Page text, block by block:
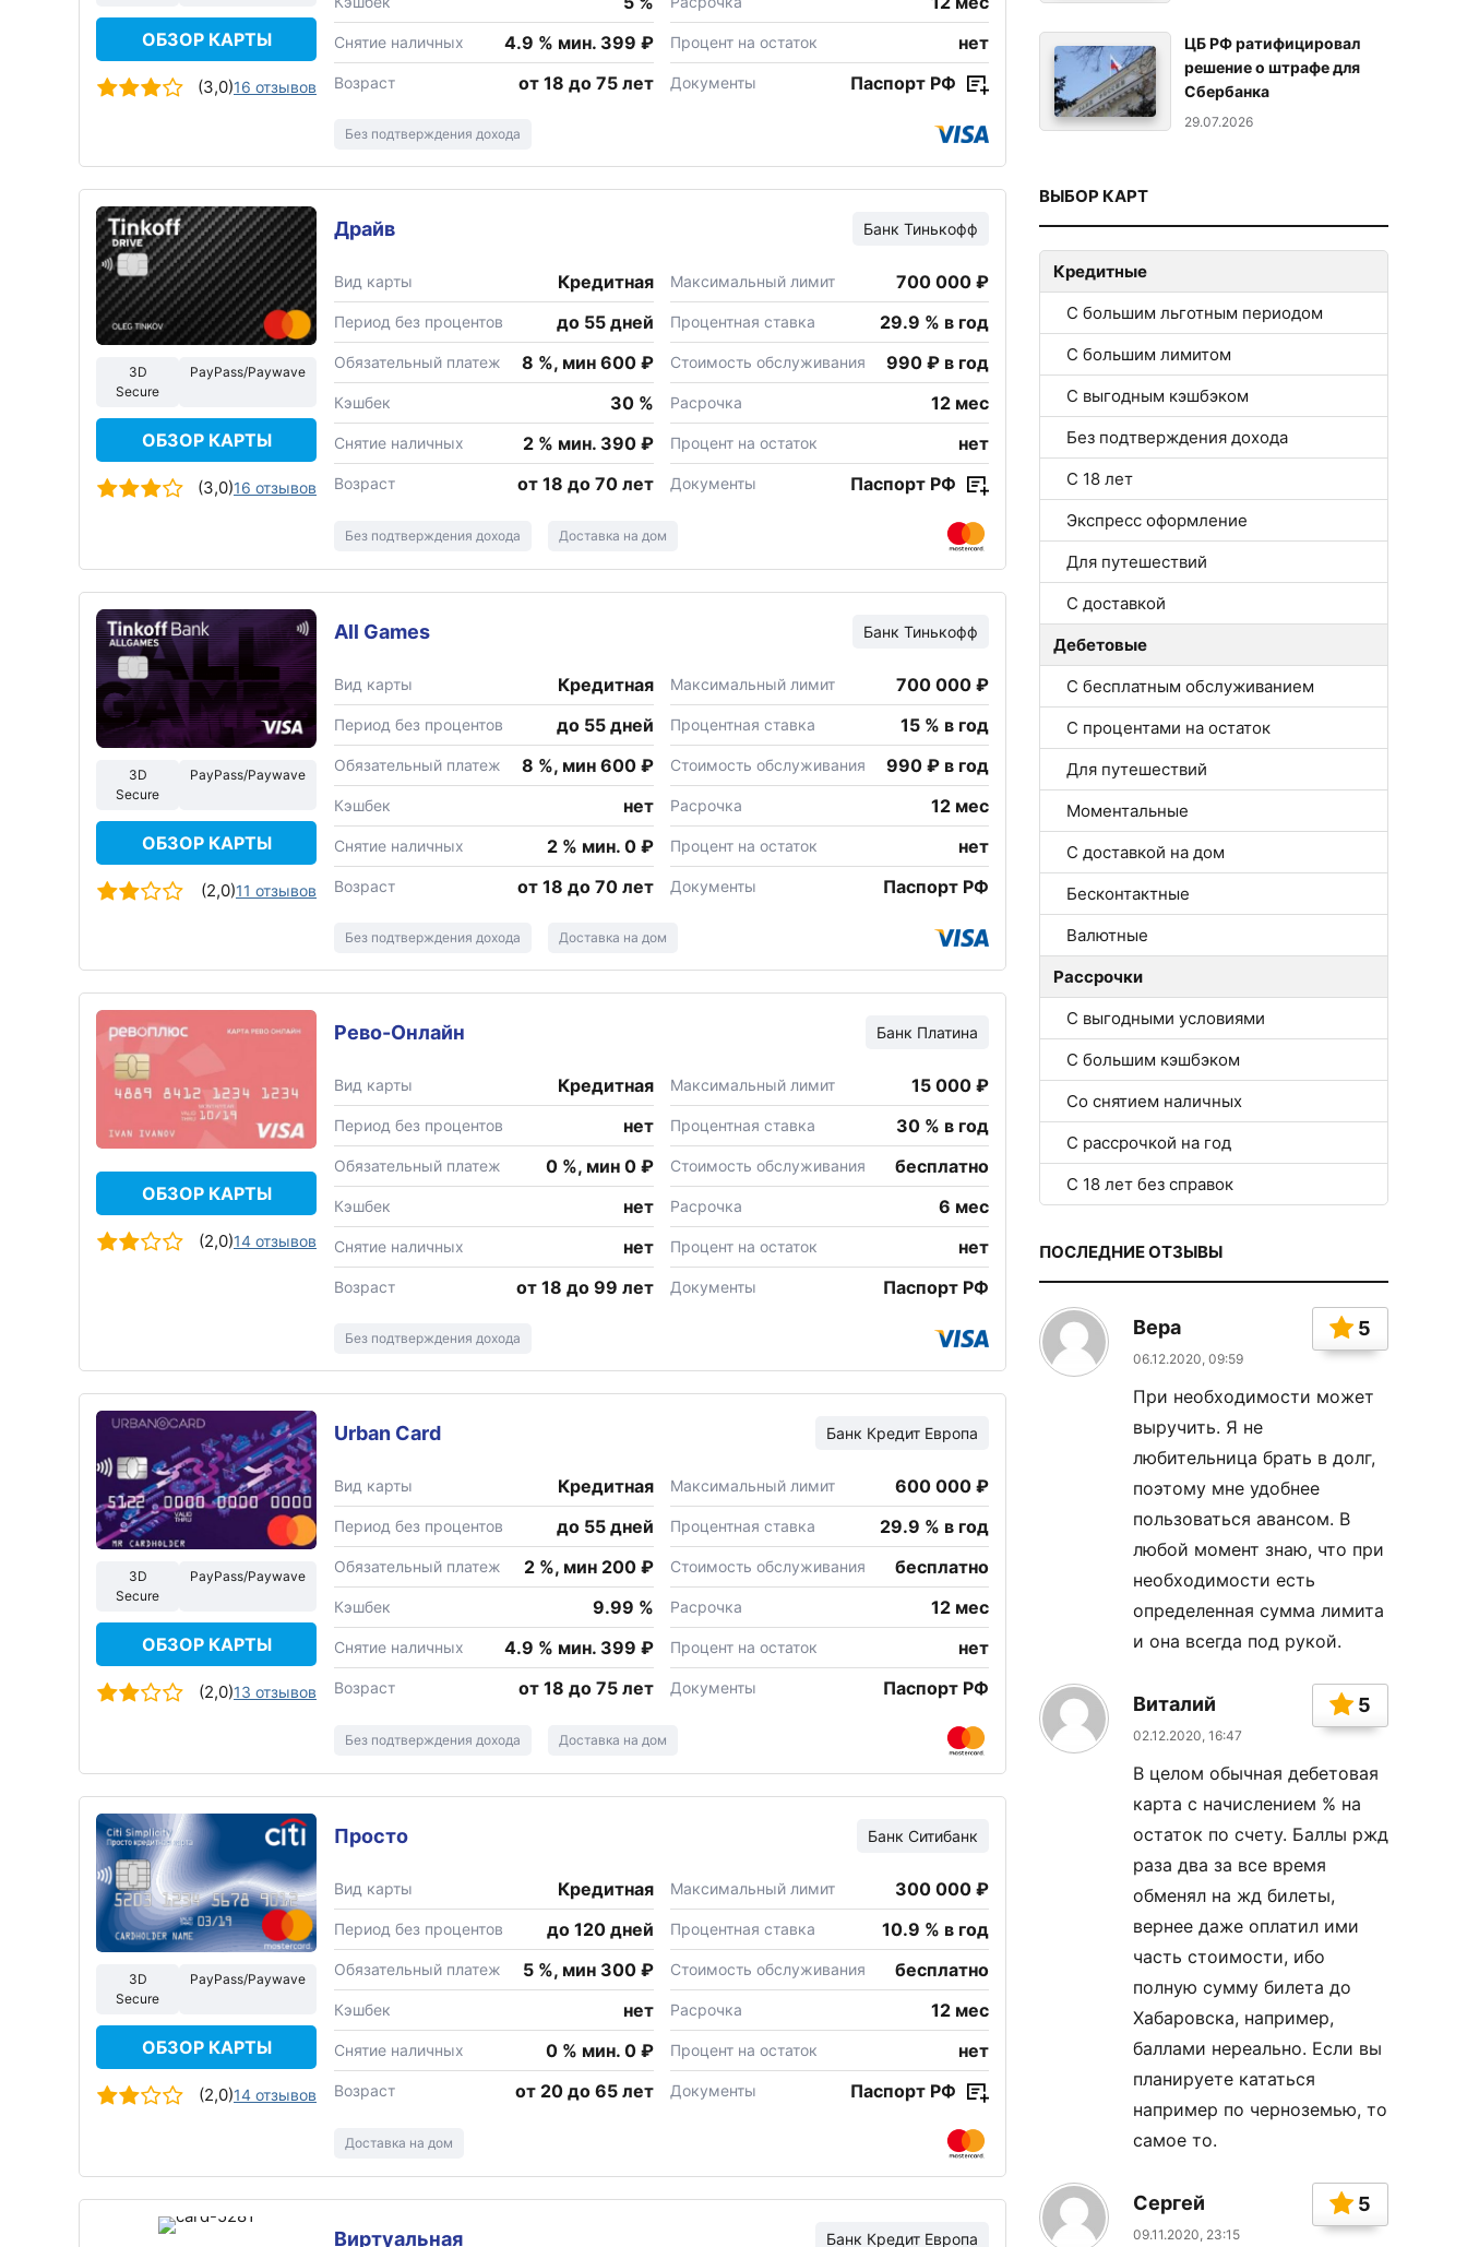
ОБЗОР КАРТЫ
(3,0)16 отзывов
Снятие наличных 4.9 % мин. 399 ₽ Процент на остаток нет
Возраст от 18 до 75 лет Документы Паспорт РФ
Без подтверждения дохода
3D
Secure
PayPass/Paywave
ОБЗОР КАРТЫ
(3,0)16 отзывов
Драйв Банк Тинькофф
Вид карты Кредитная Максимальный лимит 700 000 ₽
Период без процентов до 55 дней Процентная ставка 29.9 % в год
Обязательный платеж 8 %, мин 600 ₽ Стоимость обслуживания 990 ₽ в год
Кэшбек 30 % Расрочка 12 мес
Снятие наличных 2 % мин. 390 ₽ Процент на остаток нет
Возраст от 18 до 70 лет Документы Паспорт РФ
Без подтверждения дохода Доставка на дом
3D
Secure
PayPass/Paywave
ОБЗОР КАРТЫ
(2,0)11 отзывов
All Games Банк Тинькофф
Вид карты Кредитная Максимальный лимит 700 000 ₽
Период без процентов до 55 дней Процентная ставка 15 % в год
Обязательный платеж 8 %, мин 600 ₽ Стоимость обслуживания 990 ₽ в год
Кэшбек нет Расрочка 12 мес
Снятие наличных 2 % мин. 0 ₽ Процент на остаток нет
Возраст от 18 до 70 лет Документы Паспорт РФ
Без подтверждения дохода Доставка на дом
ОБЗОР КАРТЫ
(2,0)14 отзывов
Рево-Онлайн Банк Платина
Вид карты Кредитная Максимальный лимит 15 000 ₽
Период без процентов нет Процентная ставка 30 % в год
Обязательный платеж 0 %, мин 0 ₽ Стоимость обслуживания бесплатно
Кэшбек нет Расрочка 6 мес
Снятие наличных нет Процент на остаток нет
Возраст от 18 до 99 лет Документы Паспорт РФ
Без подтверждения дохода
3D
Secure
PayPass/Paywave
ОБЗОР КАРТЫ
(2,0)13 отзывов
Urban Card Банк Кредит Европа
Вид карты Кредитная Максимальный лимит 600 000 ₽
Период без процентов до 55 дней Процентная ставка 29.9 % в год
Обязательный платеж 2 %, мин 200 ₽ Стоимость обслуживания бесплатно
Кэшбек 9.99 % Расрочка 12 мес
Снятие наличных 4.9 % мин. 399 ₽ Процент на остаток нет
Возраст от 18 до 75 лет Документы Паспорт РФ
Без подтверждения дохода Доставка на дом
3D
Secure
PayPass/Paywave
ОБЗОР КАРТЫ
(2,0)14 отзывов
Просто Банк Ситибанк
Вид карты Кредитная Максимальный лимит 300 000 ₽
Период без процентов до 120 дней Процентная ставка 10.9 % в год
Обязательный платеж 5 %, мин 300 ₽ Стоимость обслуживания бесплатно
Кэшбек нет Расрочка 12 мес
Снятие наличных 0 % мин. 0 ₽ Процент на остаток нет
Возраст от 20 до 65 лет Документы Паспорт РФ
Доставка на дом
Виртуальная Банк Кредит Европа
ЦБ РФ ратифицировал
решение о штрафе для
Сбербанка
29.07.2026
ВЫБОР КАРТ
Кредитные
С большим льготным периодом
С большим лимитом
С выгодным кэшбэком
Без подтверждения дохода
С 18 лет
Экспресс оформление
Для путешествий
С доставкой
Дебетовые
С бесплатным обслуживанием
С процентами на остаток
Для путешествий
Моментальные
С доставкой на дом
Бесконтактные
Валютные
Рассрочки
С выгодными условиями
С большим кэшбэком
Со снятием наличных
С рассрочкой на год
С 18 лет без справок
ПОСЛЕДНИЕ ОТЗЫВЫ
Вера
06.12.2020, 09:59
5
При необходимости может
выручить. Я не
любительница брать в долг,
поэтому мне удобнее
пользоваться авансом. В
любой момент знаю, что при
необходимости есть
определенная сумма лимита
и она всегда под рукой.
Виталий
02.12.2020, 16:47
5
В целом обычная дебетовая
карта с начислением % на
остаток по счету. Баллы ржд
раза два за все время
обменял на жд билеты,
вернее даже оплатил ими
часть стоимости, ибо
полную сумму билета до
Хабаровска, например,
баллами нереально. Если вы
планируете кататься
например по черноземью, то
самое то.
Сергей
09.11.2020, 23:15
5